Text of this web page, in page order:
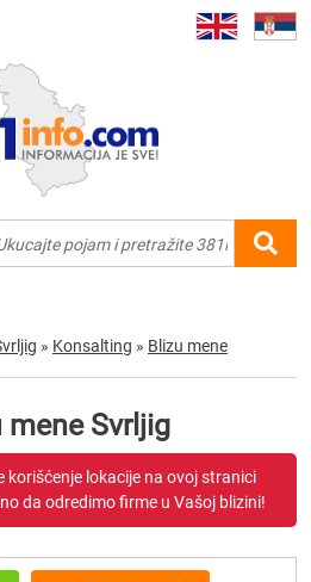
» Konsalting » Blizu mene
mene Svrljig
korišćenje lokacije na ovoj stranici
da odredimo firme u Vašoj blizini!